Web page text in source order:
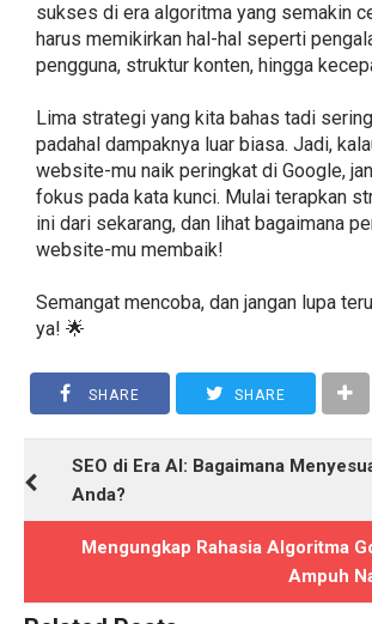
sukses di era algoritma yang semakin
harus memikirkan hal-hal seperti
pengguna, struktur konten, hingga
Lima strategi yang kita bahas tadi
padahal dampaknya luar biasa. Jadi,
website-mu naik peringkat di Google,
fokus pada kata kunci. Mulai terapkan
ini dari sekarang, dan lihat bagaimana
website-mu membaik!
Semangat mencoba, dan jangan lupa
ya! 🌟
SHARE SHARE
SEO di Era AI: Bagaimana
Anda?
Mengungkap Rahasia Algoritma
Ampuh